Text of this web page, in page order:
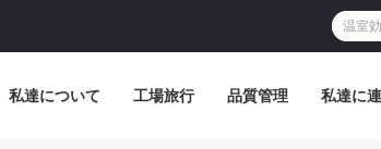
私達について 工場旅行 品質管理 私達に